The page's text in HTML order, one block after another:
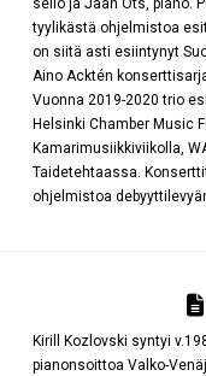
tyylikästä ohjelmistoa
on siitä asti esiintynyt
Aino Acktén
Vuonna 2019-2020 trio
Helsinki Chamber Music
Kamarimusiikkiviikolla,
Taidetehtaassa.
ohjelmistoa
Kirill Kozlovski syntyi
pianonsoittoa Valko-